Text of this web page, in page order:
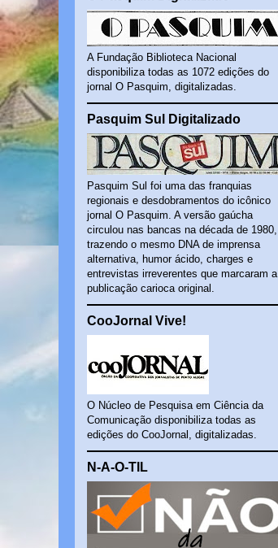
A Fundação Biblioteca Nacional
disponibiliza todas as 1072 edições do
jornal O Pasquim, digitalizadas.
Pasquim Sul Digitalizado
Pasquim Sul foi uma das franquias
regionais e desdobramentos do icônico
jornal O Pasquim. A versão gaúcha
circulou nas bancas na década de 1980,
trazendo o mesmo DNA de imprensa
alternativa, humor ácido, charges e
entrevistas irreverentes que marcaram a
publicação carioca original.
CooJornal Vive!
O Núcleo de Pesquisa em Ciência da
Comunicação disponibiliza todas as
edições do CooJornal, digitalizadas.
N-A-O-TIL